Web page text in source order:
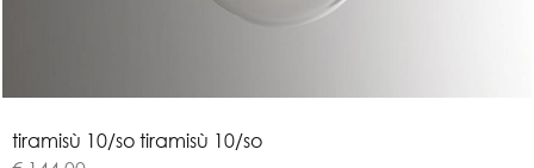
tiramisù 10/so tiramisù 10/so